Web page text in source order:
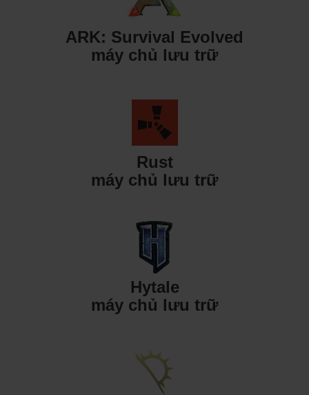
ARK: Survival Evolved
máy chủ lưu trữ
Rust
máy chủ lưu trữ
Hytale
máy chủ lưu trữ